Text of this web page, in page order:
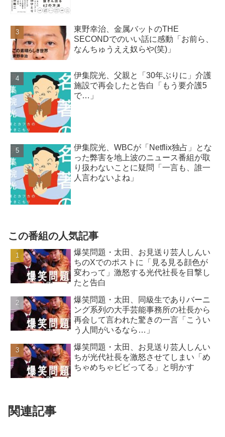
東野幸治、金属バットのTHE
SECONDでのいい話に感動「お前ら、
なんちゅうええ奴らや(笑)」
伊集院光、父親と「30年ぶりに」介護
施設で再会したと告白「もう要介護5
で…」
伊集院光、WBCが「Netflix独占」とな
った弊害を地上波のニュース番組が取
り扱わないことに疑問「一言も、誰一
人言わないよね」
この番組の人気記事
爆笑問題・太田、お見送り芸人しんい
ちのXでのポストに「見る見る顔色が
変わって」激怒する光代社長を目撃し
たと告白
爆笑問題・太田、同級生でありバーニ
ング系列の大手芸能事務所の社長から
再会して言われた驚きの一言「こうい
う人間がいるなら…」
爆笑問題・太田、お見送り芸人しんい
ちが光代社長を激怒させてしまい「め
ちゃめちゃビビってる」と明かす
関連記事